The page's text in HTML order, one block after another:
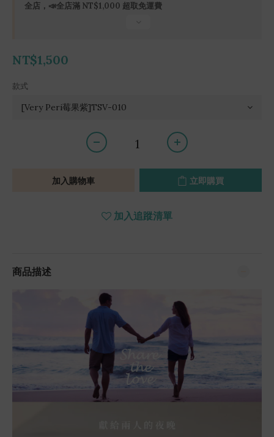
全店，📣全店滿 NT$1,000 超取免運費
NT$1,500
款式
加入購物車 立即購買
加入追蹤清單
商品描述